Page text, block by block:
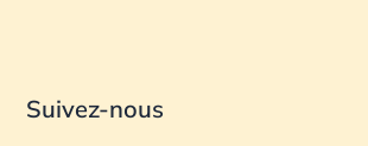
Suivez-nous